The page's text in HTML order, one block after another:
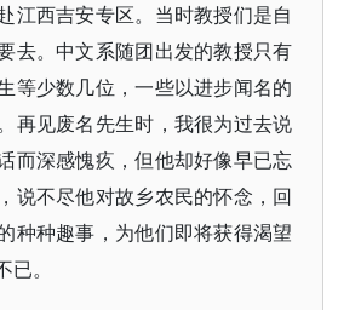
江西吉安专区。当时教授们是自
去。中文系随团出发的教授只有
等少数几位，一些以进步闻名的
再见废名先生时，我很为过去说
而深感愧疚，但他却好像早已忘
说不尽他对故乡农民的怀念，回
种种趣事，为他们即将获得渴望
。